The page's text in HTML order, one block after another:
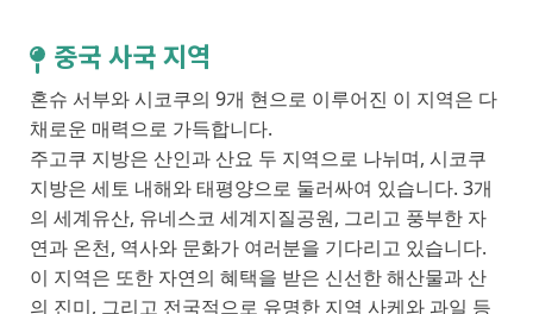
중국 사국 지역
혼슈 서부와 시코쿠의 9개 현으로 이루어진 이 지역은 다
채로운 매력으로 가득합니다.
주고쿠 지방은 산인과 산요 두 지역으로 나뉘며, 시코쿠
지방은 세토 내해와 태평양으로 둘러싸여 있습니다. 3개
의 세계유산, 유네스코 세계지질공원, 그리고 풍부한 자
연과 온천, 역사와 문화가 여러분을 기다리고 있습니다.
이 지역은 또한 자연의 혜택을 받은 신선한 해산물과 산
의 진미, 그리고 전국적으로 유명한 지역 사케와 과일 등